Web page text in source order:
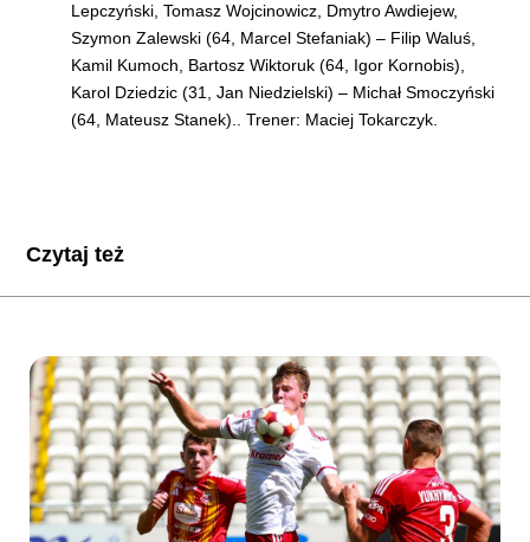
Lepczyński, Tomasz Wojcinowicz, Dmytro Awdiejew,
Szymon Zalewski (64, Marcel Stefaniak) – Filip Waluś,
Kamil Kumoch, Bartosz Wiktoruk (64, Igor Kornobis),
Karol Dziedzic (31, Jan Niedzielski) – Michał Smoczyński
(64, Mateusz Stanek).. Trener: Maciej Tokarczyk.
Czytaj też